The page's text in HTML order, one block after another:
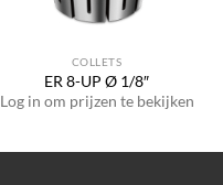
COLLETS
ER 8-UP Ø 1/8″
Log in om prijzen te bekijken